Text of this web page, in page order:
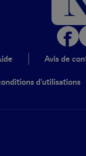
Avis de
d'utilisations